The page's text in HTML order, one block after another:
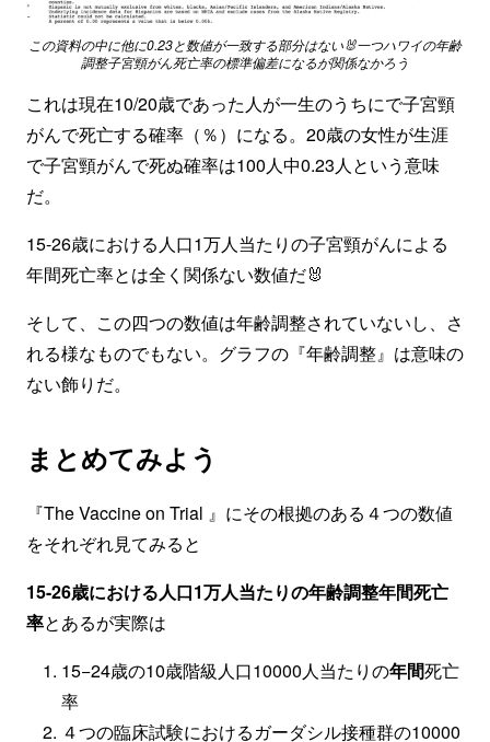
この資料の中に他に0.23と数値が一致する部分はない🐰一つハワイの年齢
調整子宮頸がん死亡率の標準偏差になるが関係なかろう
これは現在10/20歳であった人が一生のうちにで子宮頸
がんで死亡する確率（％）になる。20歳の女性が生涯
で子宮頸がんで死ぬ確率は100人中0.23人という意味
だ。
15-26歳における人口1万人当たりの子宮頸がんによる
年間死亡率とは全く関係ない数値だ🐰
そして、この四つの数値は年齢調整されていないし、さ
れる様なものでもない。グラフの『年齢調整』は意味の
ない飾りだ。
まとめてみよう
『The Vaccine on Trial 』にその根拠のある４つの数値
をそれぞれ見てみると
15-26歳における人口1万人当たりの年齢調整年間死亡
率とあるが実際は
15−24歳の10歳階級人口10000人当たりの年間死亡
率
４つの臨床試験におけるガーダシル接種群の10000